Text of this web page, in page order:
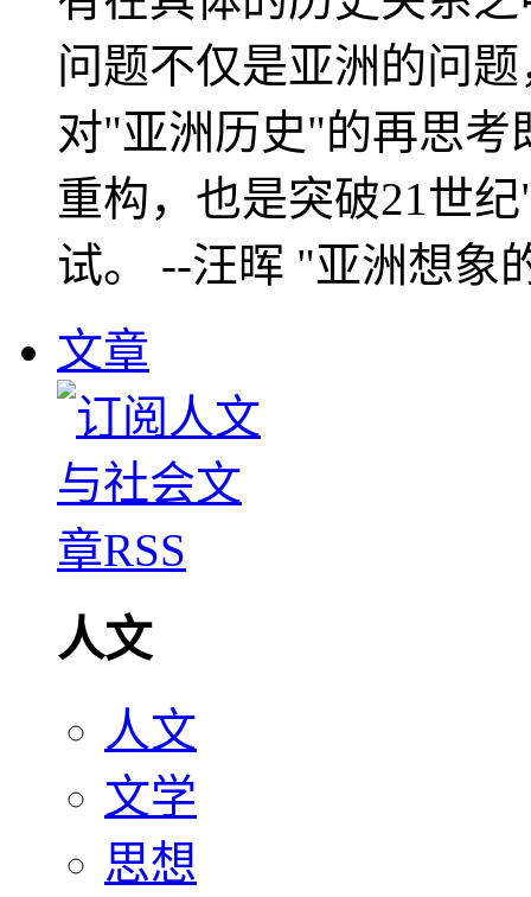
问题不仅是亚洲的问
对"亚洲历史"的再思考
重构，也是突破21世
试。 --汪晖 "亚洲想象
文章
人文
人文
文学
思想